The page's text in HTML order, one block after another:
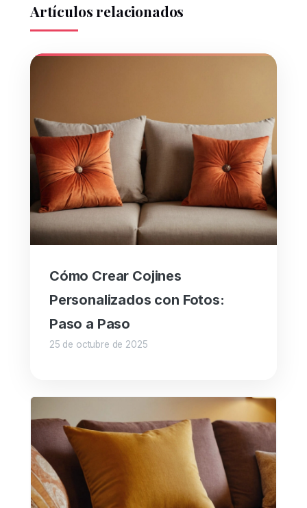
Artículos relacionados
Cómo Crear Cojines
Personalizados con Fotos:
Paso a Paso
25 de octubre de 2025